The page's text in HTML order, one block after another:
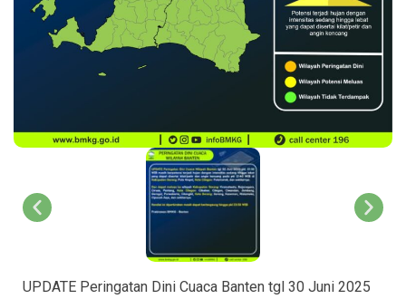
UPDATE Peringatan Dini Cuaca Banten tgl 30 Juni 2025